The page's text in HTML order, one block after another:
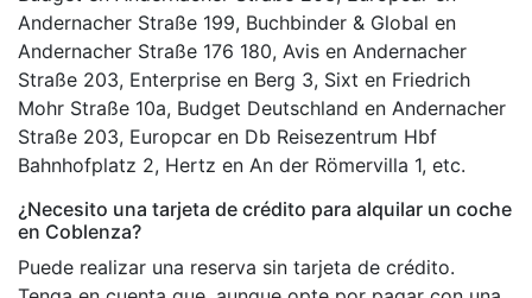
Andernacher Straße 199, Buchbinder & Global en
Andernacher Straße 176 180, Avis en Andernacher
Straße 203, Enterprise en Berg 3, Sixt en Friedrich
Mohr Straße 10a, Budget Deutschland en Andernacher
Straße 203, Europcar en Db Reisezentrum Hbf
Bahnhofplatz 2, Hertz en An der Römervilla 1, etc.
¿Necesito una tarjeta de crédito para alquilar un coche
en Coblenza?
Puede realizar una reserva sin tarjeta de crédito.